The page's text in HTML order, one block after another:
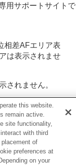
用サポートサイトで
相差AFエリア表
は表示されませ
されません。
次へ
AF被写体追従
this website.
remain active.
site functionality,
with third
of
preferences at
on your